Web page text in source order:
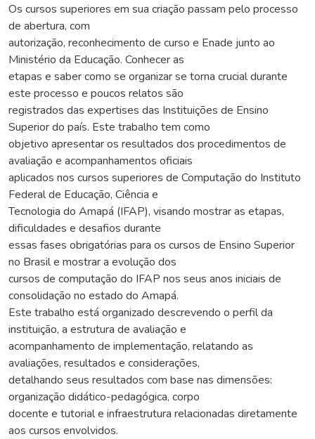
Os cursos superiores em sua criação passam pelo processo
de abertura, com
autorização, reconhecimento de curso e Enade junto ao
Ministério da Educação. Conhecer as
etapas e saber como se organizar se torna crucial durante
este processo e poucos relatos são
registrados das expertises das Instituições de Ensino
Superior do país. Este trabalho tem como
objetivo apresentar os resultados dos procedimentos de
avaliação e acompanhamentos oficiais
aplicados nos cursos superiores de Computação do Instituto
Federal de Educação, Ciência e
Tecnologia do Amapá (IFAP), visando mostrar as etapas,
dificuldades e desafios durante
essas fases obrigatórias para os cursos de Ensino Superior
no Brasil e mostrar a evolução dos
cursos de computação do IFAP nos seus anos iniciais de
consolidação no estado do Amapá.
Este trabalho está organizado descrevendo o perfil da
instituição, a estrutura de avaliação e
acompanhamento de implementação, relatando as
avaliações, resultados e considerações,
detalhando seus resultados com base nas dimensões:
organização didático-pedagógica, corpo
docente e tutorial e infraestrutura relacionadas diretamente
aos cursos envolvidos.